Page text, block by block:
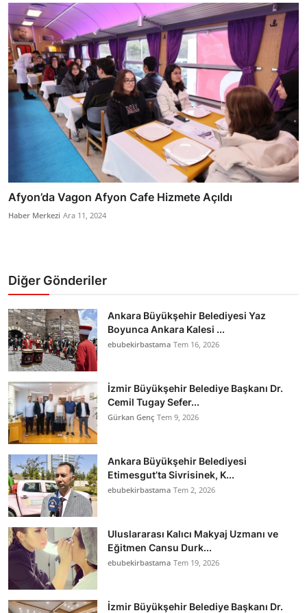
Afyon’da Vagon Afyon Cafe Hizmete Açıldı
Haber Merkezi Ara 11, 2024
Diğer Gönderiler
Ankara Büyükşehir Belediyesi Yaz
Boyunca Ankara Kalesi ...
ebubekirbastama Tem 16, 2026
İzmir Büyükşehir Belediye Başkanı Dr.
Cemil Tugay Sefer...
Gürkan Genç Tem 9, 2026
Ankara Büyükşehir Belediyesi
Etimesgut’ta Sivrisinek, K...
ebubekirbastama Tem 2, 2026
Uluslararası Kalıcı Makyaj Uzmanı ve
Eğitmen Cansu Durk...
ebubekirbastama Tem 19, 2026
İzmir Büyükşehir Belediye Başkanı Dr.